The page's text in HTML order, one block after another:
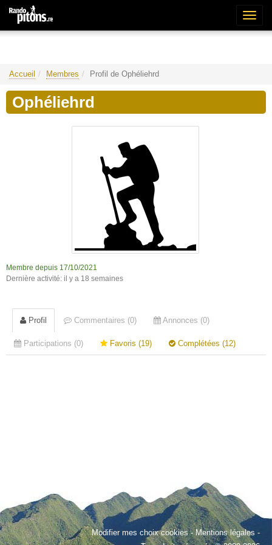
Accueil Membres Profil de Ophéliehrd
Ophéliehrd
Membre depuis 17/10/2021
Dernière activité: il y a 18 semaines
Profil Commentaires (0) Annonces (0)
Participations (0) Favoris (19) Complétées (12)
Modifier mes choix cookies-Mentions légales -